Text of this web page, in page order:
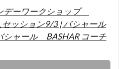
デーワークショップ
ッション9/3 | バシャール
シャール BASHAR コーチ